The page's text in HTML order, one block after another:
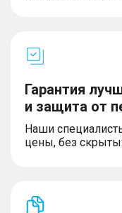
Гарантия
и защита от
Наши
цены, без